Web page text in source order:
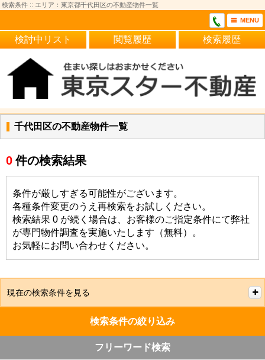
検索条件 :: エリア：東京都千代田区の不動産物件一覧
MENU
検討中リスト 閲覧履歴 検索履歴
千代田区の不動産物件一覧
0 件の検索結果
条件が厳しすぎる可能性がございます。
各種条件変更のうえ再検索をお試しください。
検索結果 0 が続く場合は、お客様のご指定条件にて弊社
が専門物件調査を実施いたします（無料）。
お気軽にお問い合わせください。
現在の検索条件を見る
検索条件の絞り込み
フリーワード検索